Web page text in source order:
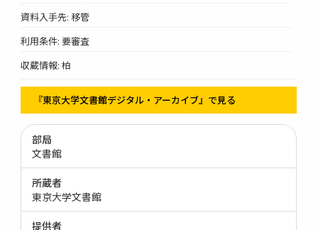
資料入手先: 移管
利用条件: 要審査
収蔵情報: 柏
『東京大学文書館デジタル・アーカイブ』で見る
部局
文書館
所蔵者
東京大学文書館
提供者